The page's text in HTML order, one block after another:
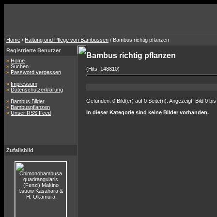
Home / Haltung und Pflege von Bambussen / Bambus richtig pflanzen
Registrierte Benutzer
» Home
» Suchen
» Password vergessen
» Impressum
» Datenschutzerklärung
» Bambus Bilder
» Bambuspflanzen
» Unser RSS Feed
Zufallsbild
Bambus richtig pflanzen
(Hits: 148810)
Gefunden: 0 Bild(er) auf 0 Seite(n). Angezeigt: Bild 0 bis
In dieser Kategorie sind keine Bilder vorhanden.